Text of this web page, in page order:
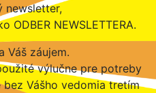
newsletter,
ODBER NEWSLETTERA.
Váš záujem.
výlučne pre potreby
Vášho vedomia tretím